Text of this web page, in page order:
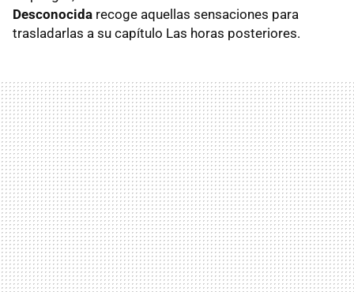
Desconocida recoge aquellas sensaciones para
trasladarlas a su capítulo Las horas posteriores.